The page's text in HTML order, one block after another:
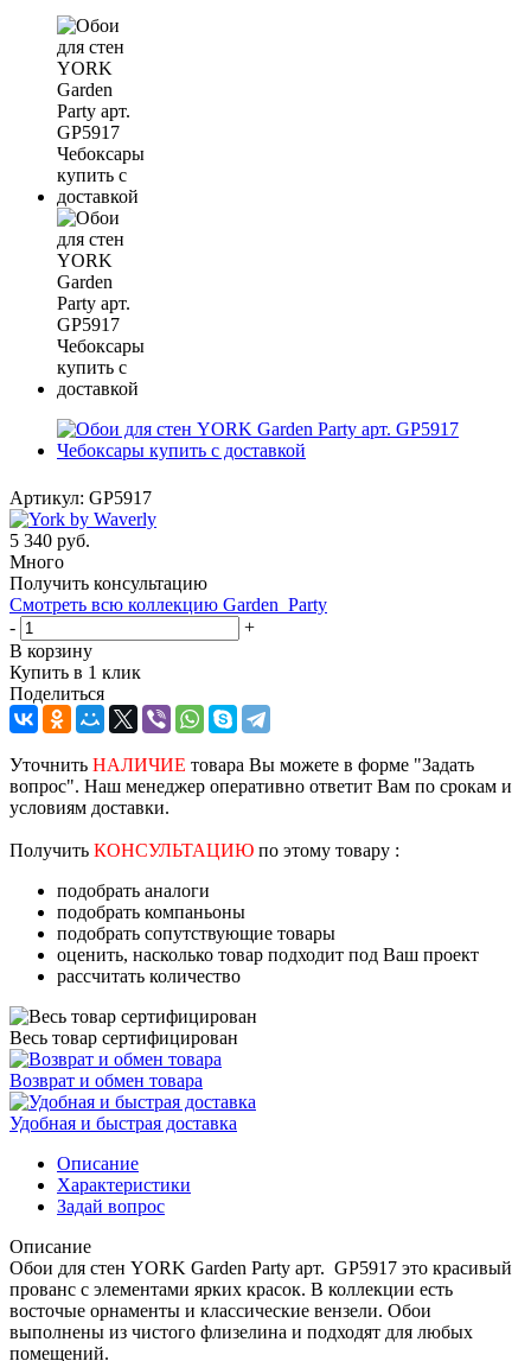
Артикул: GP5917
5 340 руб.
Много
Получить консультацию
Смотреть всю коллекцию Garden_Party
-
+
В корзину
Купить в 1 клик
Поделиться
Уточнить НАЛИЧИЕ товара Вы можете в форме "Задать
вопрос". Наш менеджер оперативно ответит Вам по срокам и
условиям доставки.
Получить КОНСУЛЬТАЦИЮ по этому товару :
подобрать аналоги
подобрать компаньоны
подобрать сопутствующие товары
оценить, насколько товар подходит под Ваш проект
рассчитать количество
Весь товар сертифицирован
Возврат и обмен товара
Удобная и быстрая доставка
Описание
Характеристики
Задай вопрос
Описание
Обои для стен YORK Garden Party арт. GP5917 это красивый
прованс с элементами ярких красок. В коллекции есть
восточые орнаменты и классические вензели. Обои
выполнены из чистого флизелина и подходят для любых
помещений.